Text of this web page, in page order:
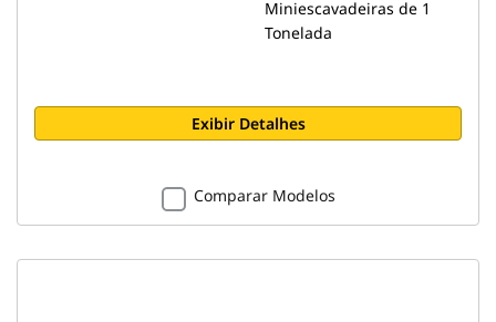
Miniescavadeiras de 1
Tonelada
Exibir Detalhes
Comparar Modelos